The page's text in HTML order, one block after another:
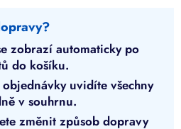
zobrazí automaticky po
do košíku.
uvidíte všechny
v souhrnu.
změnit způsob dopravy